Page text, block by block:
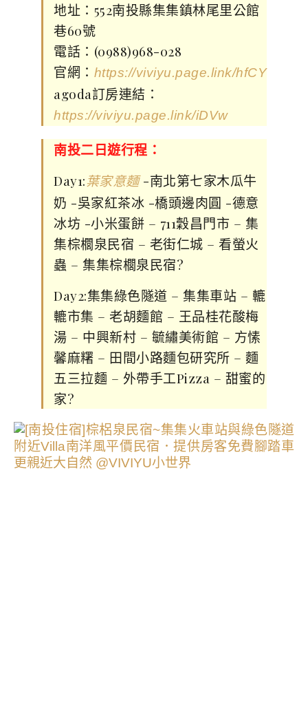
地址：552南投縣集集鎮林尾里公館
巷60號
電話：(0988)968-028
官網： https://viviyu.page.link/hfCY
agoda訂房連結：
https://viviyu.page.link/iDVw
南投二日遊行程：
Day1:葉家意麵-南北第七家木瓜牛
奶 -吳家紅茶冰 -橋頭邊肉圓 -德意
冰坊 -小米蛋餅 – 711穀昌門市 – 集
集棕櫚泉民宿 – 老街仁城 – 看螢火
蟲 – 集集棕櫚泉民宿?
Day2:集集綠色隧道 – 集集車站 – 轆
轆市集 – 老胡麵館 – 王品桂花酸梅
湯 – 中興新村 – 毓繡美術館 – 方愫
馨麻糬 – 田間小路麵包研究所 – 麵
五三拉麵 – 外帶手工Pizza – 甜蜜的
家?